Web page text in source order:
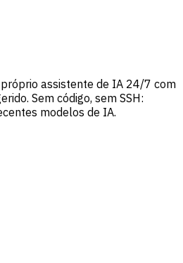
assistente de IA 24/7 com
Sem código, sem SSH:
modelos de IA.